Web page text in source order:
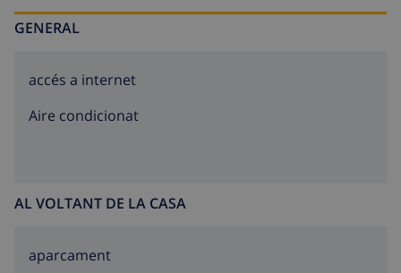
GENERAL
accés a internet
Aire condicionat
AL VOLTANT DE LA CASA
aparcament